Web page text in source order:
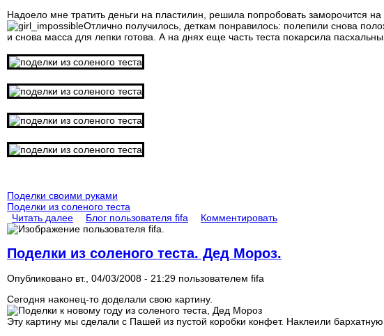
Надоело мне тратить деньги на пластилин, решила попробовать заморочится
Отлично получилось, деткам понравилось: полепили снова
и снова масса для лепки готова. А на днях еще часть теста покарсила
Поделки своими руками
Поделки из соленого теста
Читать далее
Блог пользователя fifa Комментировать
Поделки из соленого теста. Дед Мороз.
Опубликовано вт., 04/03/2008 - 21:29 пользователем fifa
Сегодня наконец-то доделали свою картину.
Эту картину мы сделали с Пашей из пустой коробки конфет. Наклеили бархатную